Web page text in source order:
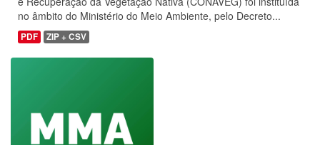
no âmbito do Ministério do Meio Ambiente, pelo Decreto...
PDF ZIP + CSV